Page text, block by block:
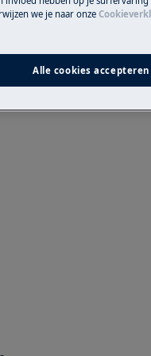
we je naar onze
Alle cookies accepteren